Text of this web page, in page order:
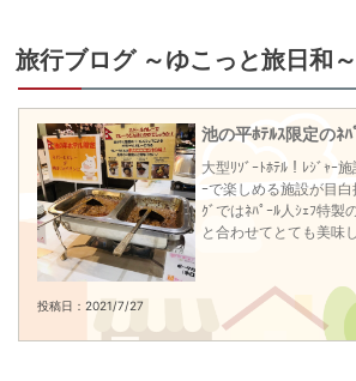
キリとリフレッシュできます。敷地内には遊園地や
レジャー施設が充実。ホテルから徒歩約2分の場所
ろうの杜」などご家族でお楽しみいただける施設が
は、遊園地を始めとしたさまざまなアクティビティ
ため、移動も休憩もしやすく、一日中満喫いただけ
す。
一日遊んだあとは、池の平ホテルの温泉でお寛ぎく
す天然温泉を使った県下最大級の温泉は水着着用エ
やご友人、皆様と一緒にお寛ぎいただけるのが、魅
夕食は、和洋中エスニックからスイーツまで、豊富
理。大人だけではなくお子様にも大好評。おもい
みをして、たくさん食べて、限りなく楽しい時間を
旅行ブログ ～ゆこっと旅日和～
池の平ﾎﾃﾙｽ限定のﾈﾊ
大型ﾘｿﾞｰﾄﾎﾃﾙ！ﾚｼﾞｬｰ
ｰで楽しめる施設が目
ｸﾞではﾈﾊﾟｰﾙ人ｼｪﾌ特製
と合わせてとても美味
投稿日：2021/7/27